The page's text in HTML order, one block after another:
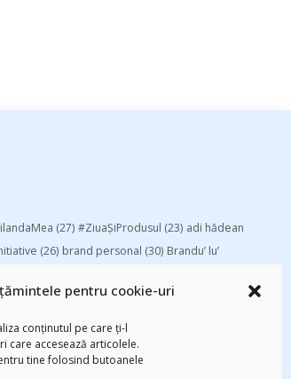
pentru cookie-uri
conținutul pe care ți-l
care accesează articolele.
tine folosind butoanele
(27) #ZiuaȘiProdusul (23) adi hădean
(26) brand personal (30) Brandu’ lu’
(154) federatia romana de rugby
(24) Parenting(55) Recomandările zilei din
(112) TIFF(30) top 10(36)